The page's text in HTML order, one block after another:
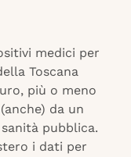
medici per
Toscana
più o meno
da un
pubblica.
i dati per